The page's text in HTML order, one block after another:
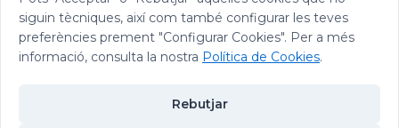
siguin tècniques, així com també configurar les teves
preferències prement "Configurar Cookies". Per a més
informació, consulta la nostra Política de Cookies.
Rebutjar